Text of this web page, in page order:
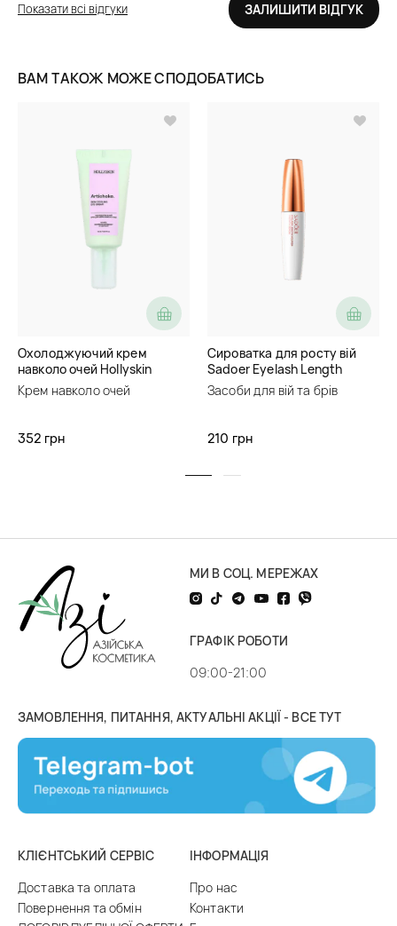
Показати всі відгуки ЗАЛИШИТИ ВІДГУК
ВАМ ТАКОЖ МОЖЕ СПОДОБАТИСЬ
Охолоджуючий крем
навколо очей Hollyskin
Artichoke Skin Cooling Eye
Cream
Крем навколо очей
352 грн
Сироватка для росту вій
Sadoer Eyelash Length
Nourish Growth Serum
Засоби для вій та брів
210 грн
МИ В СОЦ. МЕРЕЖАХ
ГРАФІК РОБОТИ
09:00-21:00
ЗАМОВЛЕННЯ, ПИТАННЯ, АКТУАЛЬНІ АКЦІЇ - ВСЕ ТУТ
КЛІЄНТСЬКИЙ СЕРВІС
Доставка та оплата
Повернення та обмін
ІНФОРМАЦІЯ
Про нас
Контакти